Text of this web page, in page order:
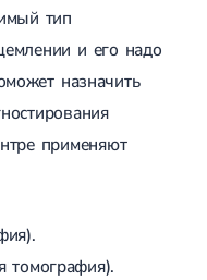
тип
и его надо
назначить
применяют
томография).